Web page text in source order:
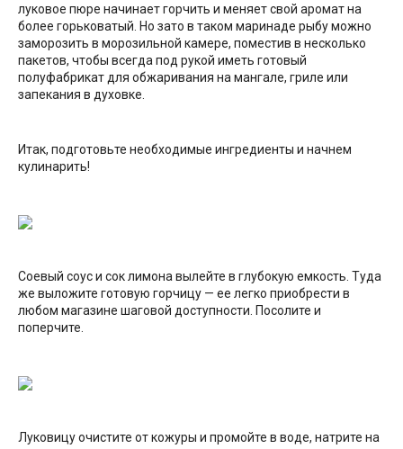
луковое пюре начинает горчить и меняет свой аромат на
более горьковатый. Но зато в таком маринаде рыбу можно
заморозить в морозильной камере, поместив в несколько
пакетов, чтобы всегда под рукой иметь готовый
полуфабрикат для обжаривания на мангале, гриле или
запекания в духовке.
Итак, подготовьте необходимые ингредиенты и начнем
кулинарить!
Соевый соус и сок лимона вылейте в глубокую емкость. Туда
же выложите готовую горчицу — ее легко приобрести в
любом магазине шаговой доступности. Посолите и
поперчите.
Луковицу очистите от кожуры и промойте в воде, натрите на